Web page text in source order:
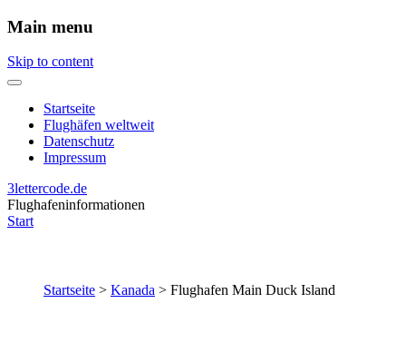
Main menu
Skip to content
Startseite
Flughäfen weltweit
Datenschutz
Impressum
3lettercode.de
Flughafeninformationen
Start
Startseite > Kanada > Flughafen Main Duck Island